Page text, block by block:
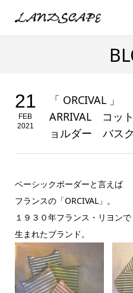
21
FEB
2021
「 ORCIVAL
ARRIVAL コッ
ョルダー バス
ベーシックボーダーと言えば
フランスの「ORCIVAL」。
１９３０年フランス・リヨンで
生まれたブランド。